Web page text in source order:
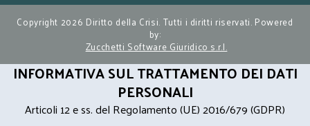
Copyright 2026 Diritto della Crisi. Tutti i diritti riservati. Powered
by:
Zucchetti Software Giuridico s.r.l.
INFORMATIVA SUL TRATTAMENTO DEI DATI
PERSONALI
Articoli 12 e ss. del Regolamento (UE) 2016/679 (GDPR)